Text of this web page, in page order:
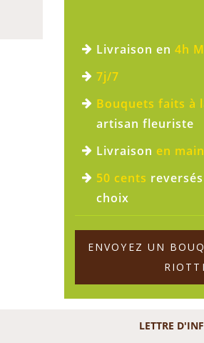
Livraison en 4h
7j/7
Bouquets faits à
artisan fleuriste
Livraison en
50 cents
choix
ENVOYEZ UN
LETTRE